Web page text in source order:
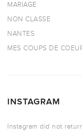
MARIAGE
NON CLASSE
NANTES
MES COUPS DE
INSTAGRAM
Instagram did not